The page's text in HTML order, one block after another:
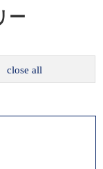
ー
close all